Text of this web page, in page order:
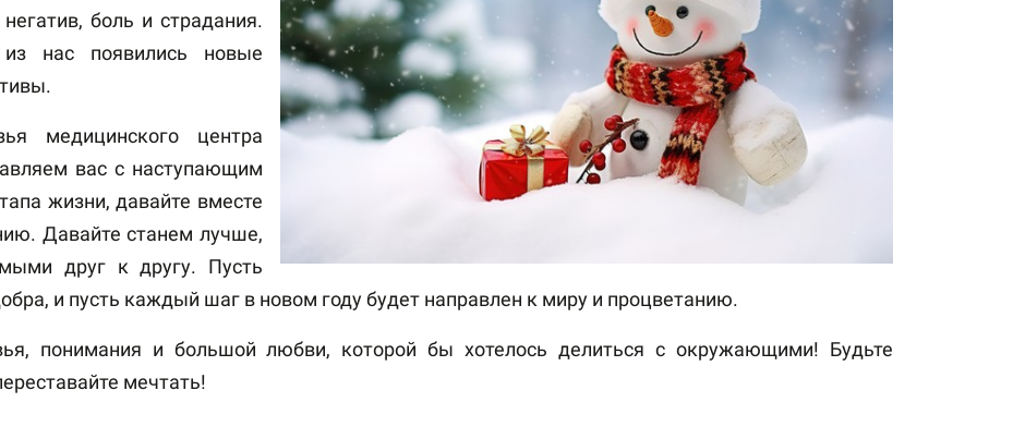
боль и страдания.
нас появились новые
медицинского центра
вас с наступающим
жизни, давайте вместе
Давайте станем лучше,
друг к другу. Пусть
и пусть каждый шаг в новом году будет направлен к миру и процветанию.
понимания и большой любви, которой бы хотелось делиться с окружающими! Будьте
мечтать!